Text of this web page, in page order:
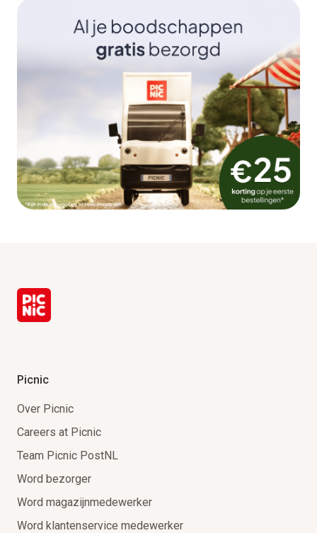
Picnic
Over Picnic
Careers at Picnic
Team Picnic PostNL
Word bezorger
Word magazijnmedewerker
Word klantenservice medewerker